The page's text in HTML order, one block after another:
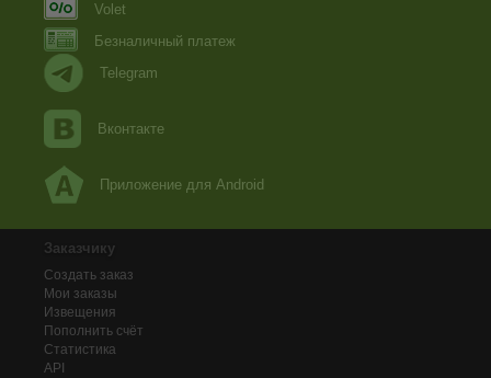
Volet
Безналичный платеж
Telegram
Вконтакте
Приложение для Android
Заказчику
Создать заказ
Мои заказы
Извещения
Пополнить счёт
Статистика
API